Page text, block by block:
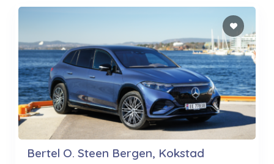
Bertel O. Steen Bergen, Kokstad